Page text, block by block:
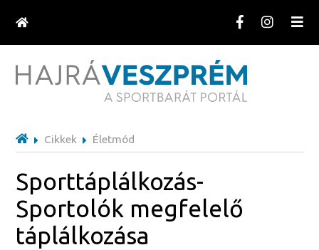
Cikkek Életmód
Sporttáplálkozás-
Sportolók megfelelő
táplálkozása